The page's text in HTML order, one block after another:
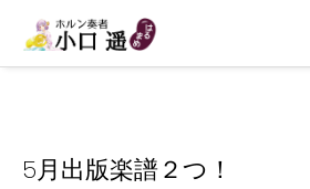
5月出版楽譜２つ！